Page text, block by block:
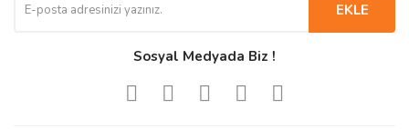
EKLE
Sosyal Medyada Biz !